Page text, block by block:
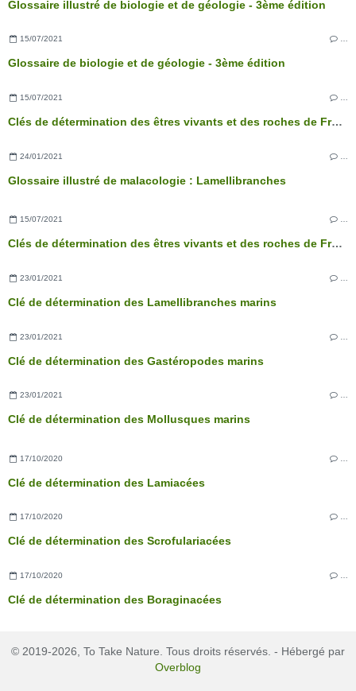
Glossaire illustré de biologie et de géologie - 3ème édition
15/07/2021 …
Glossaire de biologie et de géologie - 3ème édition
15/07/2021
Clés de détermination des êtres vivants et des roches de France - 3ème édition
24/01/2021
Glossaire illustré de malacologie : Lamellibranches
15/07/2021 …
Clés de détermination des êtres vivants et des roches de France - 3ème édition
23/01/2021
Clé de détermination des Lamellibranches marins
23/01/2021
Clé de détermination des Gastéropodes marins
23/01/2021
Clé de détermination des Mollusques marins
17/10/2020
Clé de détermination des Lamiacées
17/10/2020 …
Clé de détermination des Scrofulariacées
17/10/2020
Clé de détermination des Boraginacées
© 2019-2026, To Take Nature. Tous droits réservés. - Hébergé par
Overblog